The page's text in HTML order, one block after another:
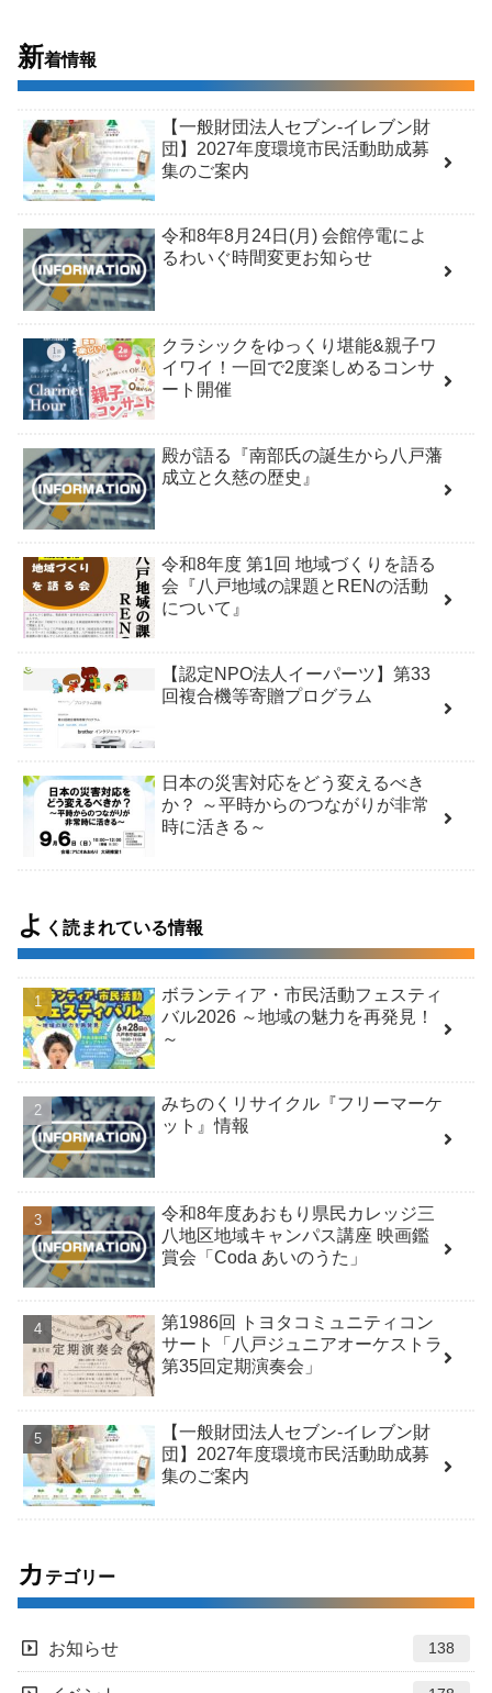
新着情報
【一般財団法人セブン-イレブン財
団】2027年度環境市民活動助成募
集のご案内
令和8年8月24日(月) 会館停電によ
るわいぐ時間変更お知らせ
クラシックをゆっくり堪能&親子ワ
イワイ！一回で2度楽しめるコンサ
ート開催
殿が語る『南部氏の誕生から八戸藩
成立と久慈の歴史』
令和8年度 第1回 地域づくりを語る
会『八戸地域の課題とRENの活動
について』
【認定NPO法人イーパーツ】第33
回複合機等寄贈プログラム
日本の災害対応をどう変えるべき
か？ ～平時からのつながりが非常
時に活きる～
よ く読まれている情報
ボランティア・市民活動フェスティ
バル2026 ～地域の魅力を再発見！
～
みちのくリサイクル『フリーマーケ
ット』情報
令和8年度あおもり県民カレッジ三
八地区地域キャンパス講座 映画鑑
賞会「Coda あいのうた」
第1986回 トヨタコミュニティコン
サート「八戸ジュニアオーケストラ
第35回定期演奏会」
【一般財団法人セブン-イレブン財
団】2027年度環境市民活動助成募
集のご案内
カ テゴリー
お知らせ 138